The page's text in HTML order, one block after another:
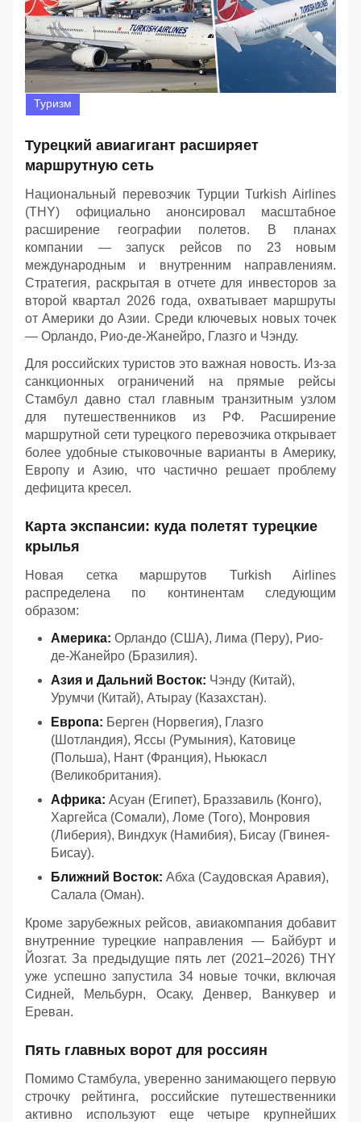
Туризм
Турецкий авиагигант расширяет
маршрутную сеть
Национальный перевозчик Турции Turkish Airlines
(THY) официально анонсировал масштабное
расширение географии полетов. В планах
компании — запуск рейсов по 23 новым
международным и внутренним направлениям.
Стратегия, раскрытая в отчете для инвесторов за
второй квартал 2026 года, охватывает маршруты
от Америки до Азии. Среди ключевых новых точек
— Орландо, Рио-де-Жанейро, Глазго и Чэнду.
Для российских туристов это важная новость. Из-за
санкционных ограничений на прямые рейсы
Стамбул давно стал главным транзитным узлом
для путешественников из РФ. Расширение
маршрутной сети турецкого перевозчика открывает
более удобные стыковочные варианты в Америку,
Европу и Азию, что частично решает проблему
дефицита кресел.
Карта экспансии: куда полетят турецкие
крылья
Новая сетка маршрутов Turkish Airlines
распределена по континентам следующим
образом:
Америка: Орландо (США), Лима (Перу), Рио-
де-Жанейро (Бразилия).
Азия и Дальний Восток: Чэнду (Китай),
Урумчи (Китай), Атырау (Казахстан).
Европа: Берген (Норвегия), Глазго
(Шотландия), Яссы (Румыния), Катовице
(Польша), Нант (Франция), Ньюкасл
(Великобритания).
Африка: Асуан (Египет), Браззавиль (Конго),
Харгейса (Сомали), Ломе (Того), Монровия
(Либерия), Виндхук (Намибия), Бисау (Гвинея-
Бисау).
Ближний Восток: Абха (Саудовская Аравия),
Салала (Оман).
Кроме зарубежных рейсов, авиакомпания добавит
внутренние турецкие направления — Байбурт и
Йозгат. За предыдущие пять лет (2021–2026) THY
уже успешно запустила 34 новые точки, включая
Сидней, Мельбурн, Осаку, Денвер, Ванкувер и
Ереван.
Пять главных ворот для россиян
Помимо Стамбула, уверенно занимающего первую
строчку рейтинга, российские путешественники
активно используют еще четыре крупнейших